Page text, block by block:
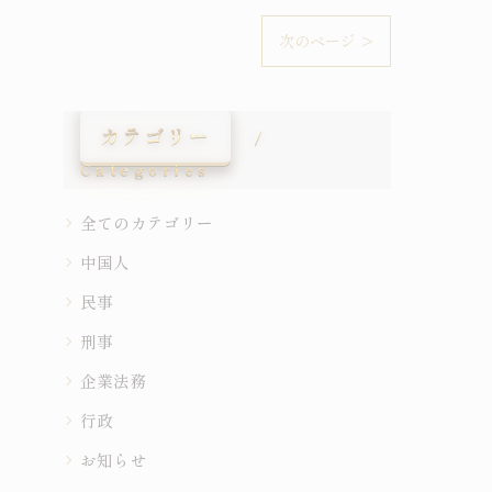
次のページ >
カテゴリー
Categories
全てのカテゴリー
中国人
民事
刑事
企業法務
行政
お知らせ